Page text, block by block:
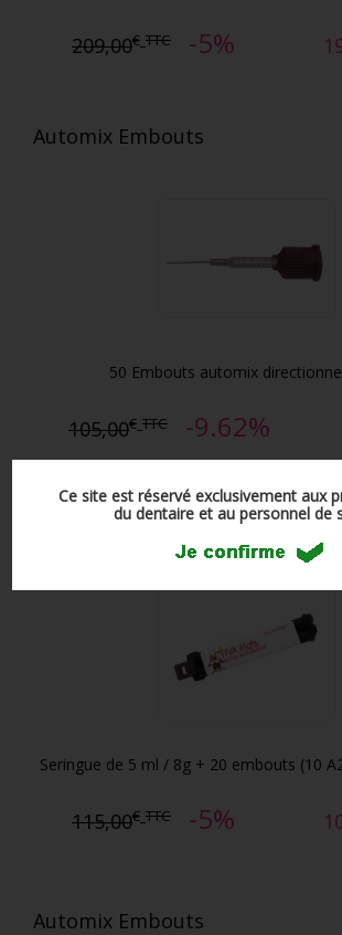
Ce site est réservé exclusivement aux
du dentaire et au personnel de
209,00€ TTC -5%
Automix Embouts
50 Embouts automix
105,00€ TTC -9.62%
1 Seringue ACTIVA Kids
Seringue de 5 ml / 8g + 20 embouts (10
115,00€ TTC -5%
Automix Embouts